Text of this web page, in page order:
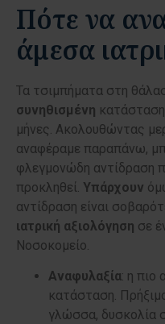
Πότε να
άμεσα
Τα τσιμπήματα στη
συνηθισμένη
μήνες. Ακολουθώντας
αναφέραμε παραπάνω,
φλεγμονώδη αντίδραση
προκληθεί. Υπάρχουν
αντίδραση είναι
ιατρική αξιολόγηση σε
Νοσοκομείο.
Αναφυλαξία: η πιο
κατάσταση.
γλώσσα, δυσκολία